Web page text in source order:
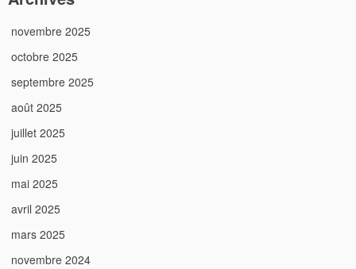
novembre 2025
octobre 2025
septembre 2025
août 2025
juillet 2025
juin 2025
mai 2025
avril 2025
mars 2025
novembre 2024